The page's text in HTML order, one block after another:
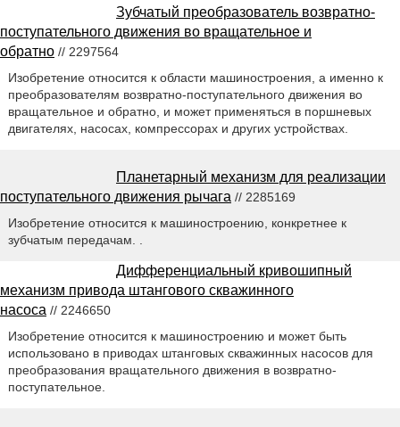
Зубчатый преобразователь возвратно-
поступательного движения во вращательное и
обратно // 2297564
Изобретение относится к области машиностроения, а именно к
преобразователям возвратно-поступательного движения во
вращательное и обратно, и может применяться в поршневых
двигателях, насосах, компрессорах и других устройствах.
Планетарный механизм для реализации
поступательного движения рычага // 2285169
Изобретение относится к машиностроению, конкретнее к
зубчатым передачам. .
Дифференциальный кривошипный
механизм привода штангового скважинного
насоса // 2246650
Изобретение относится к машиностроению и может быть
использовано в приводах штанговых скважинных насосов для
преобразования вращательного движения в возвратно-
поступательное.